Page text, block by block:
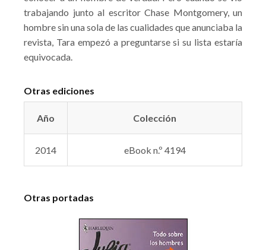
trabajando junto al escritor Chase Montgomery, un
hombre sin una sola de las cualidades que anunciaba la
revista, Tara empezó a preguntarse si su lista estaría
equivocada.
Otras ediciones
Año Colección
2014 eBook n.º 4194
Otras portadas